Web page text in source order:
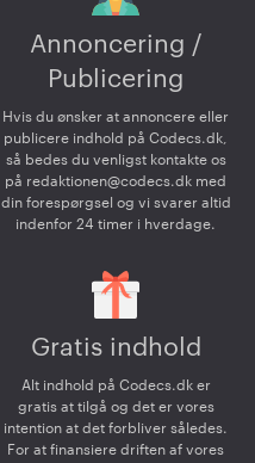
Annoncering /
Publicering
Hvis du ønsker at annoncere eller
publicere indhold på Codecs.dk,
så bedes du venligst kontakte os
på redaktionen@codecs.dk med
din forespørgsel og vi svarer altid
indenfor 24 timer i hverdage.
Gratis indhold
Alt indhold på Codecs.dk er
gratis at tilgå og det er vores
intention at det forbliver således.
For at finansiere driften af vores